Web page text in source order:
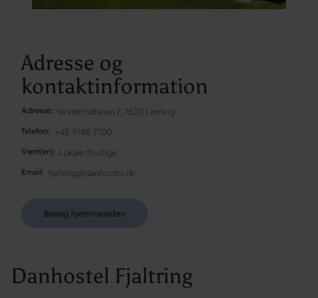
Adresse og
kontaktinformation
Adresse Vestermøllevej 7, 7620 Lemvig
Telefon +45 9788 7700
Vært(er) Lokale frivillige
Email fjaltring@danhostel.dk
Besøg hjemmesiden
Danhostel Fjaltring